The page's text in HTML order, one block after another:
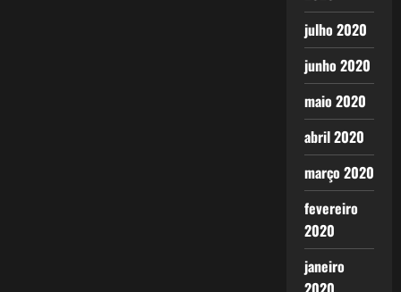
julho 2020
junho 2020
maio 2020
abril 2020
março 2020
fevereiro
2020
janeiro